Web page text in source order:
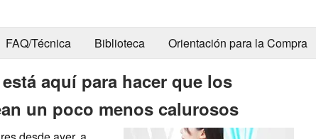
FAQ/Técnica Biblioteca Orientación para la Compra
aquí para hacer que los
un poco menos calurosos